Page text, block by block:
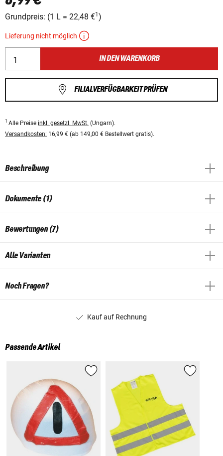
Grundpreis: (1 L = 22,48 €1 )
Lieferung nicht möglich
IN DEN WARENKORB
FILIALVERFÜGBARKEIT PRÜFEN
1 Alle Preise inkl. gesetzl. MwSt. (Ungarn).
Versandkosten: 16,99 € (ab 149,00 € Bestellwert gratis).
Beschreibung
Dokumente (1)
Bewertungen (7)
Alle Varianten
Noch Fragen?
Kauf auf Rechnung
Passende Artikel